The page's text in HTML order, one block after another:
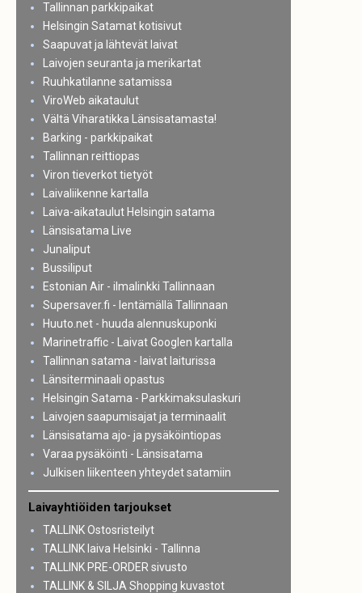
Tallinnan parkkipaikat
Helsingin Satamat kotisivut
Saapuvat ja lähtevät laivat
Laivojen seuranta ja merikartat
Ruuhkatilanne satamissa
ViroWeb aikataulut
Vältä Viharatikka Länsisatamasta!
Barking - parkkipaikat
Tallinnan reittiopas
Viron tieverkot tietyöt
Laivaliikenne kartalla
Laiva-aikataulut Helsingin satama
Länsisatama Live
Junaliput
Bussiliput
Estonian Air - ilmalinkki Tallinnaan
Supersaver.fi - lentämällä Tallinnaan
Huuto.net - huuda alennuskuponki
Marinetraffic - Laivat Googlen kartalla
Tallinnan satama - laivat laiturissa
Länsiterminaali opastus
Helsingin Satama - Parkkimaksulaskuri
Laivojen saapumisajat ja terminaalit
Länsisatama ajo- ja pysäköintiopas
Varaa pysäköinti - Länsisatama
Julkisen liikenteen yhteydet satamiin
Laivayhtiöiden tarjoukset
TALLINK Ostosristeilyt
TALLINK laiva Helsinki - Tallinna
TALLINK PRE-ORDER sivusto
TALLINK & SILJA Shopping kuvastot